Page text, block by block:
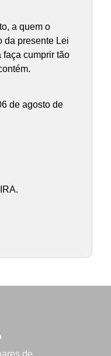
a quem o
da presente Lei
faça cumprir tão
de agosto de